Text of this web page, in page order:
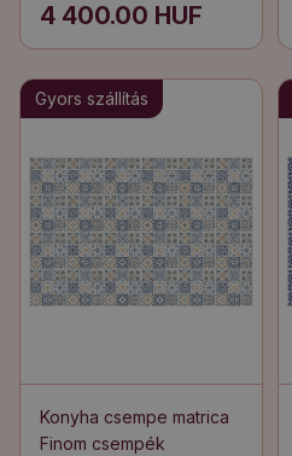
4 400.00 HUF
Gyors szállítás
Konyha csempe matrica
Finom csempék